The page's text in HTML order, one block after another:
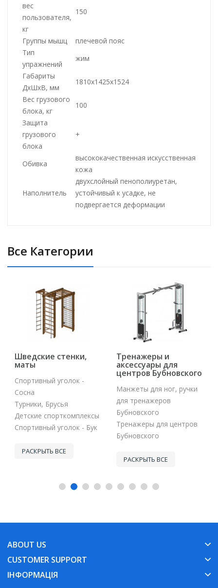
вес
пользователя,
кг
150
Группы мышц
плечевой пояс
Тип
упражнений
жим
Габариты
ДхШхВ, мм
1810x1425x1524
Вес грузового
блока, кг
100
Защита
грузового
блока
+
Обивка
высококачественная искусственная
кожа
Наполнитель
двухслойный пенополиуретан,
устойчивый к усадке, не
подвергается деформации
Все Категории
Шведские стенки,
маты
Спортивный уголок -
Сосна
Турники, Брусья
Детские спорткомплексы
Спортивный уголок - Бук
РАСКРЫТЬ ВСЕ
Тренажеры и
аксессуары для
центров Бубновского
Манжеты для ног, ручки
для тренажеров
Бубновского
Тренажеры для центров
Бубновского
РАСКРЫТЬ ВСЕ
ABOUT US
CUSTOMER SUPPORT
ІНФОРМАЦІЯ